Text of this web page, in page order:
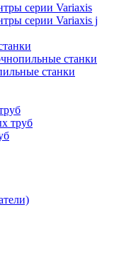
серии Variaxis
серии Variaxis j
станки
станки
труб